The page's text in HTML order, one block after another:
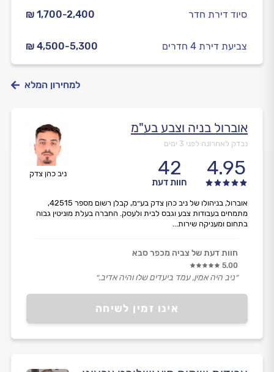
₪ 1,700-2,400 סיוד דירת חדר
₪ 4,500-5,300 צביעת דירת 4 חדרים
למחירון המלא
ניב כהן צדק
אוברול בניה וצבע בע"מ
נבדק לאחרונה לפני 3 ימים
4.95
42
חוות דעת
אינו זמין לשיחה
אוברול, בניהולו של ניב כהן צדק בע״מ, קבלן רשום מספר 42515,
מתמחים בעבודות צבע וגבס לבית ולעסק. החברה בעלת מוניטין גבוה
בתחום ומעניקה שירות...
חוות דעת של צביה מכפר סבא
5.00
״ניב היה אמין, עמד ביעדים שלו והיה אדיב.״